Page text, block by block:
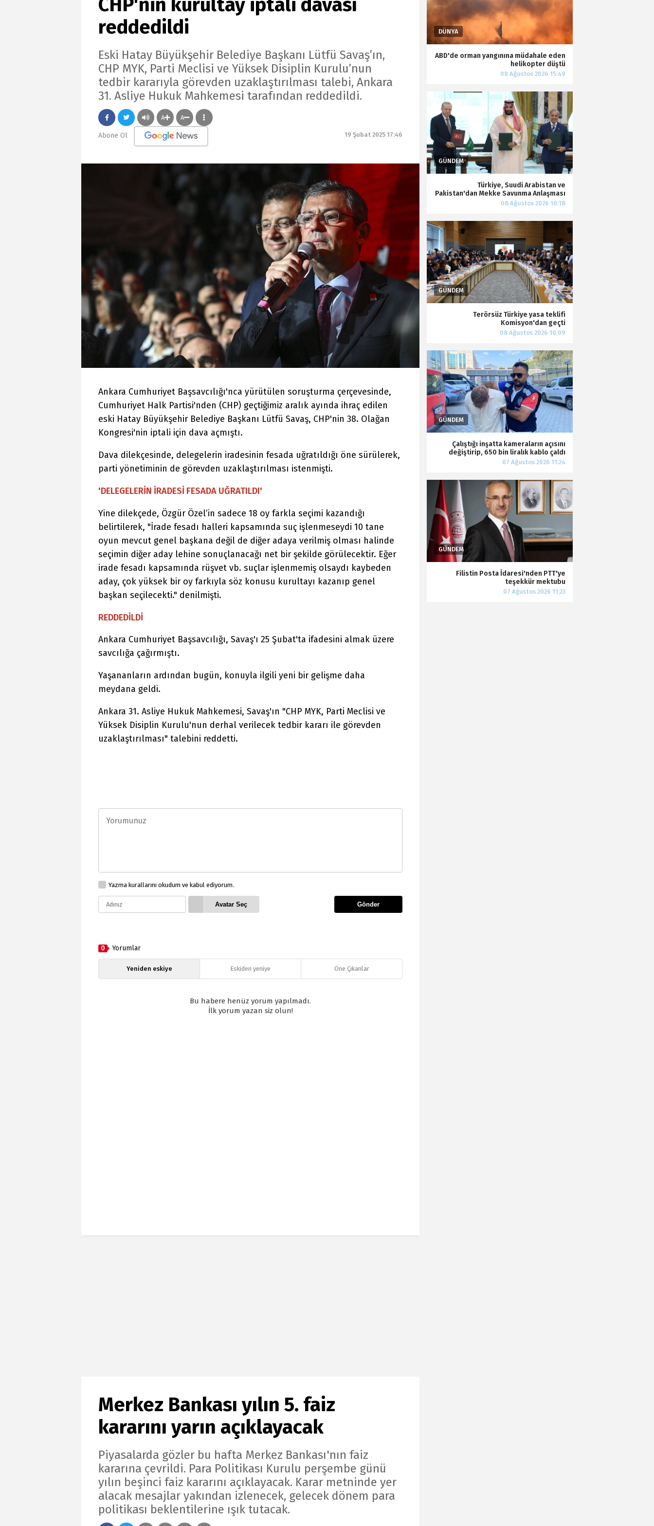
CHP'nin kurultay iptali davası
reddedildi
Eski Hatay Büyükşehir Belediye Başkanı Lütfü Savaş’ın,
CHP MYK, Parti Meclisi ve Yüksek Disiplin Kurulu’nun
tedbir kararıyla görevden uzaklaştırılması talebi, Ankara
31. Asliye Hukuk Mahkemesi tarafından reddedildi.
A A
Abone Ol 19 Şubat 2025 17:46
Ankara Cumhuriyet Başsavcılığı'nca yürütülen soruşturma çerçevesinde,
Cumhuriyet Halk Partisi'nden (CHP) geçtiğimiz aralık ayında ihraç edilen
eski Hatay Büyükşehir Belediye Başkanı Lütfü Savaş, CHP'nin 38. Olağan
Kongresi'nin iptali için dava açmıştı.
Dava dilekçesinde, delegelerin iradesinin fesada uğratıldığı öne sürülerek,
parti yönetiminin de görevden uzaklaştırılması istenmişti.
'DELEGELERİN İRADESİ FESADA UĞRATILDI'
Yine dilekçede, Özgür Özel’in sadece 18 oy farkla seçimi kazandığı
belirtilerek, "İrade fesadı halleri kapsamında suç işlenmeseydi 10 tane
oyun mevcut genel başkana değil de diğer adaya verilmiş olması halinde
seçimin diğer aday lehine sonuçlanacağı net bir şekilde görülecektir. Eğer
irade fesadı kapsamında rüşvet vb. suçlar işlenmemiş olsaydı kaybeden
aday, çok yüksek bir oy farkıyla söz konusu kurultayı kazanıp genel
başkan seçilecekti." denilmişti.
REDDEDİLDİ
Ankara Cumhuriyet Başsavcılığı, Savaş'ı 25 Şubat'ta ifadesini almak üzere
savcılığa çağırmıştı.
Yaşananların ardından bugün, konuyla ilgili yeni bir gelişme daha
meydana geldi.
Ankara 31. Asliye Hukuk Mahkemesi, Savaş'ın "CHP MYK, Parti Meclisi ve
Yüksek Disiplin Kurulu'nun derhal verilecek tedbir kararı ile görevden
uzaklaştırılması" talebini reddetti.
Yazma kurallarını okudum ve kabul ediyorum.
Avatar Seç Gönder
0 Yorumlar
Yeniden eskiye Eskiden yeniye Öne Çıkanlar
Bu habere henüz yorum yapılmadı.
İlk yorum yazan siz olun!
Merkez Bankası yılın 5. faiz
kararını yarın açıklayacak
Piyasalarda gözler bu hafta Merkez Bankası'nın faiz
kararına çevrildi. Para Politikası Kurulu perşembe günü
yılın beşinci faiz kararını açıklayacak. Karar metninde yer
alacak mesajlar yakından izlenecek, gelecek dönem para
politikası beklentilerine ışık tutacak.
ABD'de orman yangınına müdahale eden
helikopter düştü
Türkiye, Suudi Arabistan ve
Pakistan'dan Mekke Savunma Anlaşması
Terörsüz Türkiye yasa teklifi
Komisyon'dan geçti
Çalıştığı inşatta kameraların açısını
değiştirip, 650 bin liralık kablo çaldı
Filistin Posta İdaresi'nden PTT'ye
teşekkür mektubu